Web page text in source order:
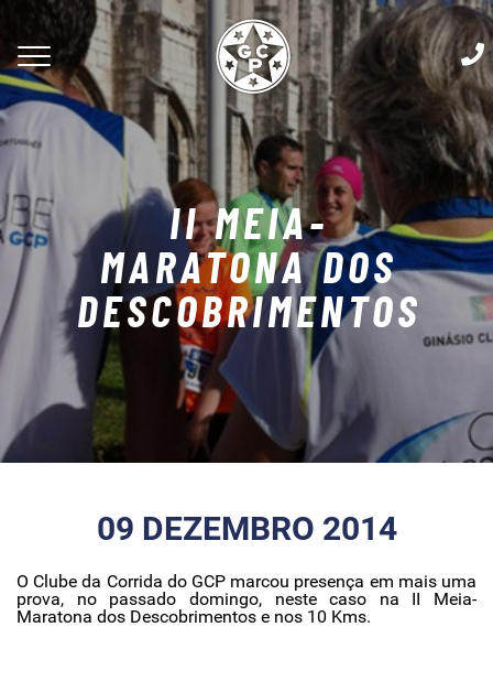
II MEIA-
MARATONA DOS
DESCOBRIMENTOS
09 DEZEMBRO 2014
O Clube da Corrida do GCP marcou presença em mais uma
prova, no passado domingo, neste caso na II Meia-
Maratona dos Descobrimentos e nos 10 Kms.